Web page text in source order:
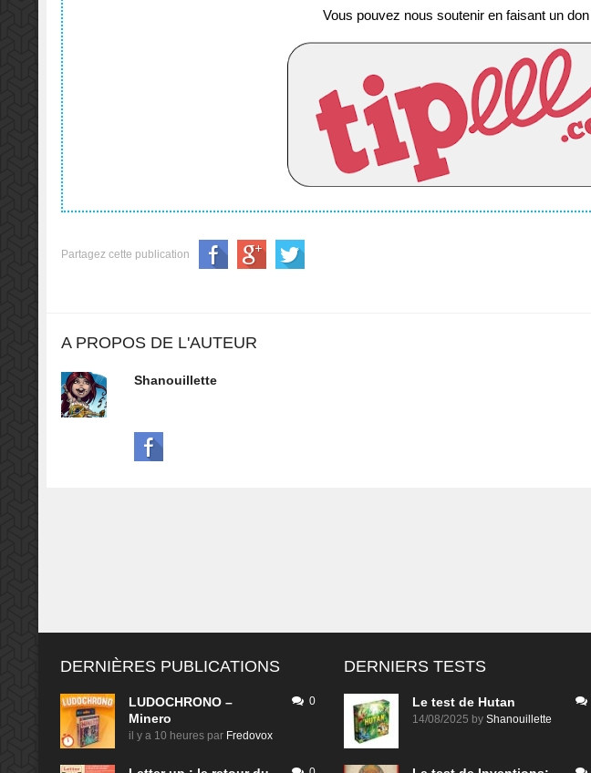
Vous pouvez nous soutenir en faisant un
Partagez cette publication
A PROPOS DE L'AUTEUR
Shanouillette
DERNIÈRES PUBLICATIONS
LUDOCHRONO –
Minero
il y a 10 heures par Fredovox
0
DERNIERS TESTS
Le test de Hutan
14/08/2025 by Shanouillette